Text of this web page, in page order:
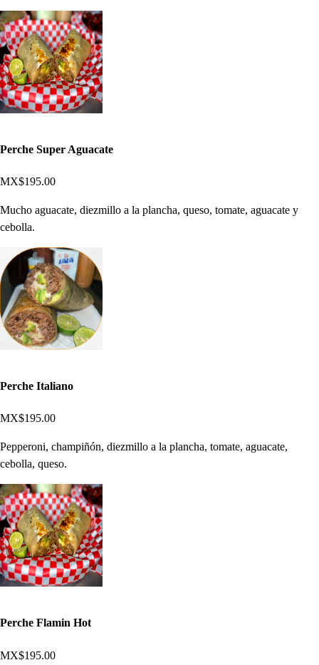
Perche Super Aguacate
MX$195.00
Mucho aguacate, diezmillo a la plancha, queso, tomate, aguacate y
cebolla.
Perche Italiano
MX$195.00
Pepperoni, champiñón, diezmillo a la plancha, tomate, aguacate,
cebolla, queso.
Perche Flamin Hot
MX$195.00